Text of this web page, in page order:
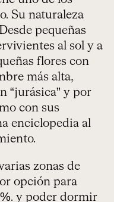
Su naturaleza
pequeñas
al sol y a
flores con
más alta,
“jurásica” y por
con sus
enciclopedia al
zonas de
opción para
y poder dormir